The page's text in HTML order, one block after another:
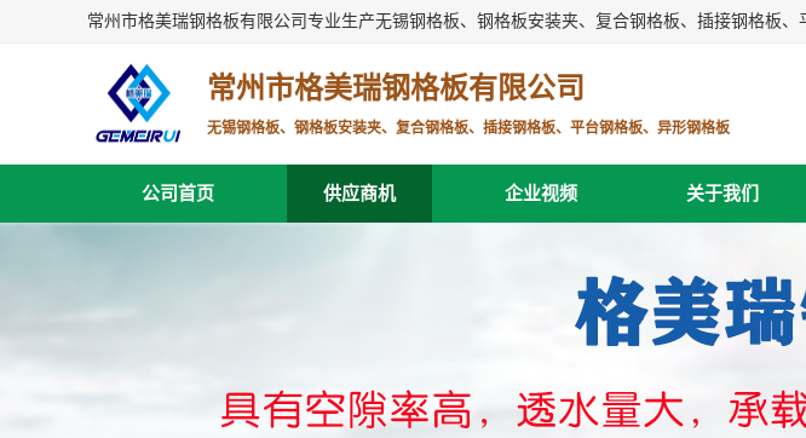
常州市格美瑞钢格板有限公司专业生产无锡钢格板、钢格板安装夹、复合钢格板、插接钢格板、
常州市格美瑞钢格板有限公司
无锡钢格板、钢格板安装夹、复合钢格板、插接钢格板、平台钢格板、异形钢格板
公司首页 供应商机 企业视频 关于我们